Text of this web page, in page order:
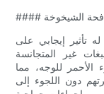
الشيخوخة
تأثير إيجابي على
غير المتجانسة
الأحمر للوجه، مما
دون اللجوء إلى